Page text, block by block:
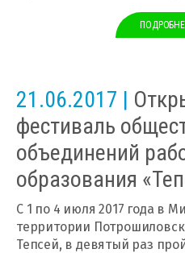
21.06.2017 |
фестиваль
объединений
образования
С 1 по 4 июля 2017 года в
территории
Тепсей, в девятый раз